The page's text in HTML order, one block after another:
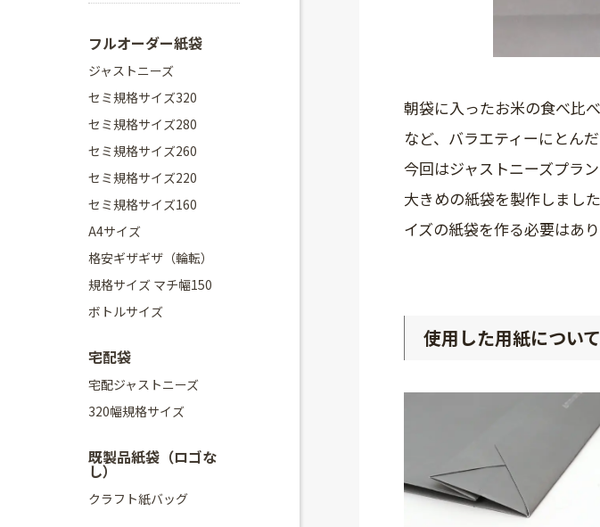
朝袋に入ったお米の食べ比
など、バラエティーにとん
今回はジャストニーズプラ
大きめの紙袋を製作しまし
イズの紙袋を作る必要はあ
使用した用紙について
フルオーダー紙袋
ジャストニーズ
セミ規格サイズ320
セミ規格サイズ280
セミ規格サイズ260
セミ規格サイズ220
セミ規格サイズ160
A4サイズ
格安ギザギザ（輪転）
規格サイズ マチ幅150
ボトルサイズ
宅配袋
宅配ジャストニーズ
320幅規格サイズ
既製品紙袋（ロゴな
し）
クラフト紙バッグ